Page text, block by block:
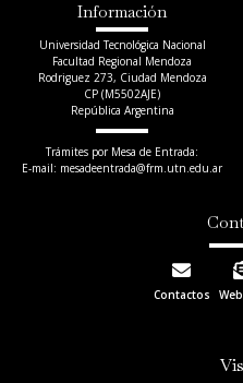
Información
Universidad Tecnológica Nacional
Facultad Regional Mendoza
Rodriguez 273, Ciudad Mendoza
CP (M5502AJE)
República Argentina
Trámites por Mesa de Entrada:
E-mail: mesadeentrada@frm.utn.edu.ar​
Contactos